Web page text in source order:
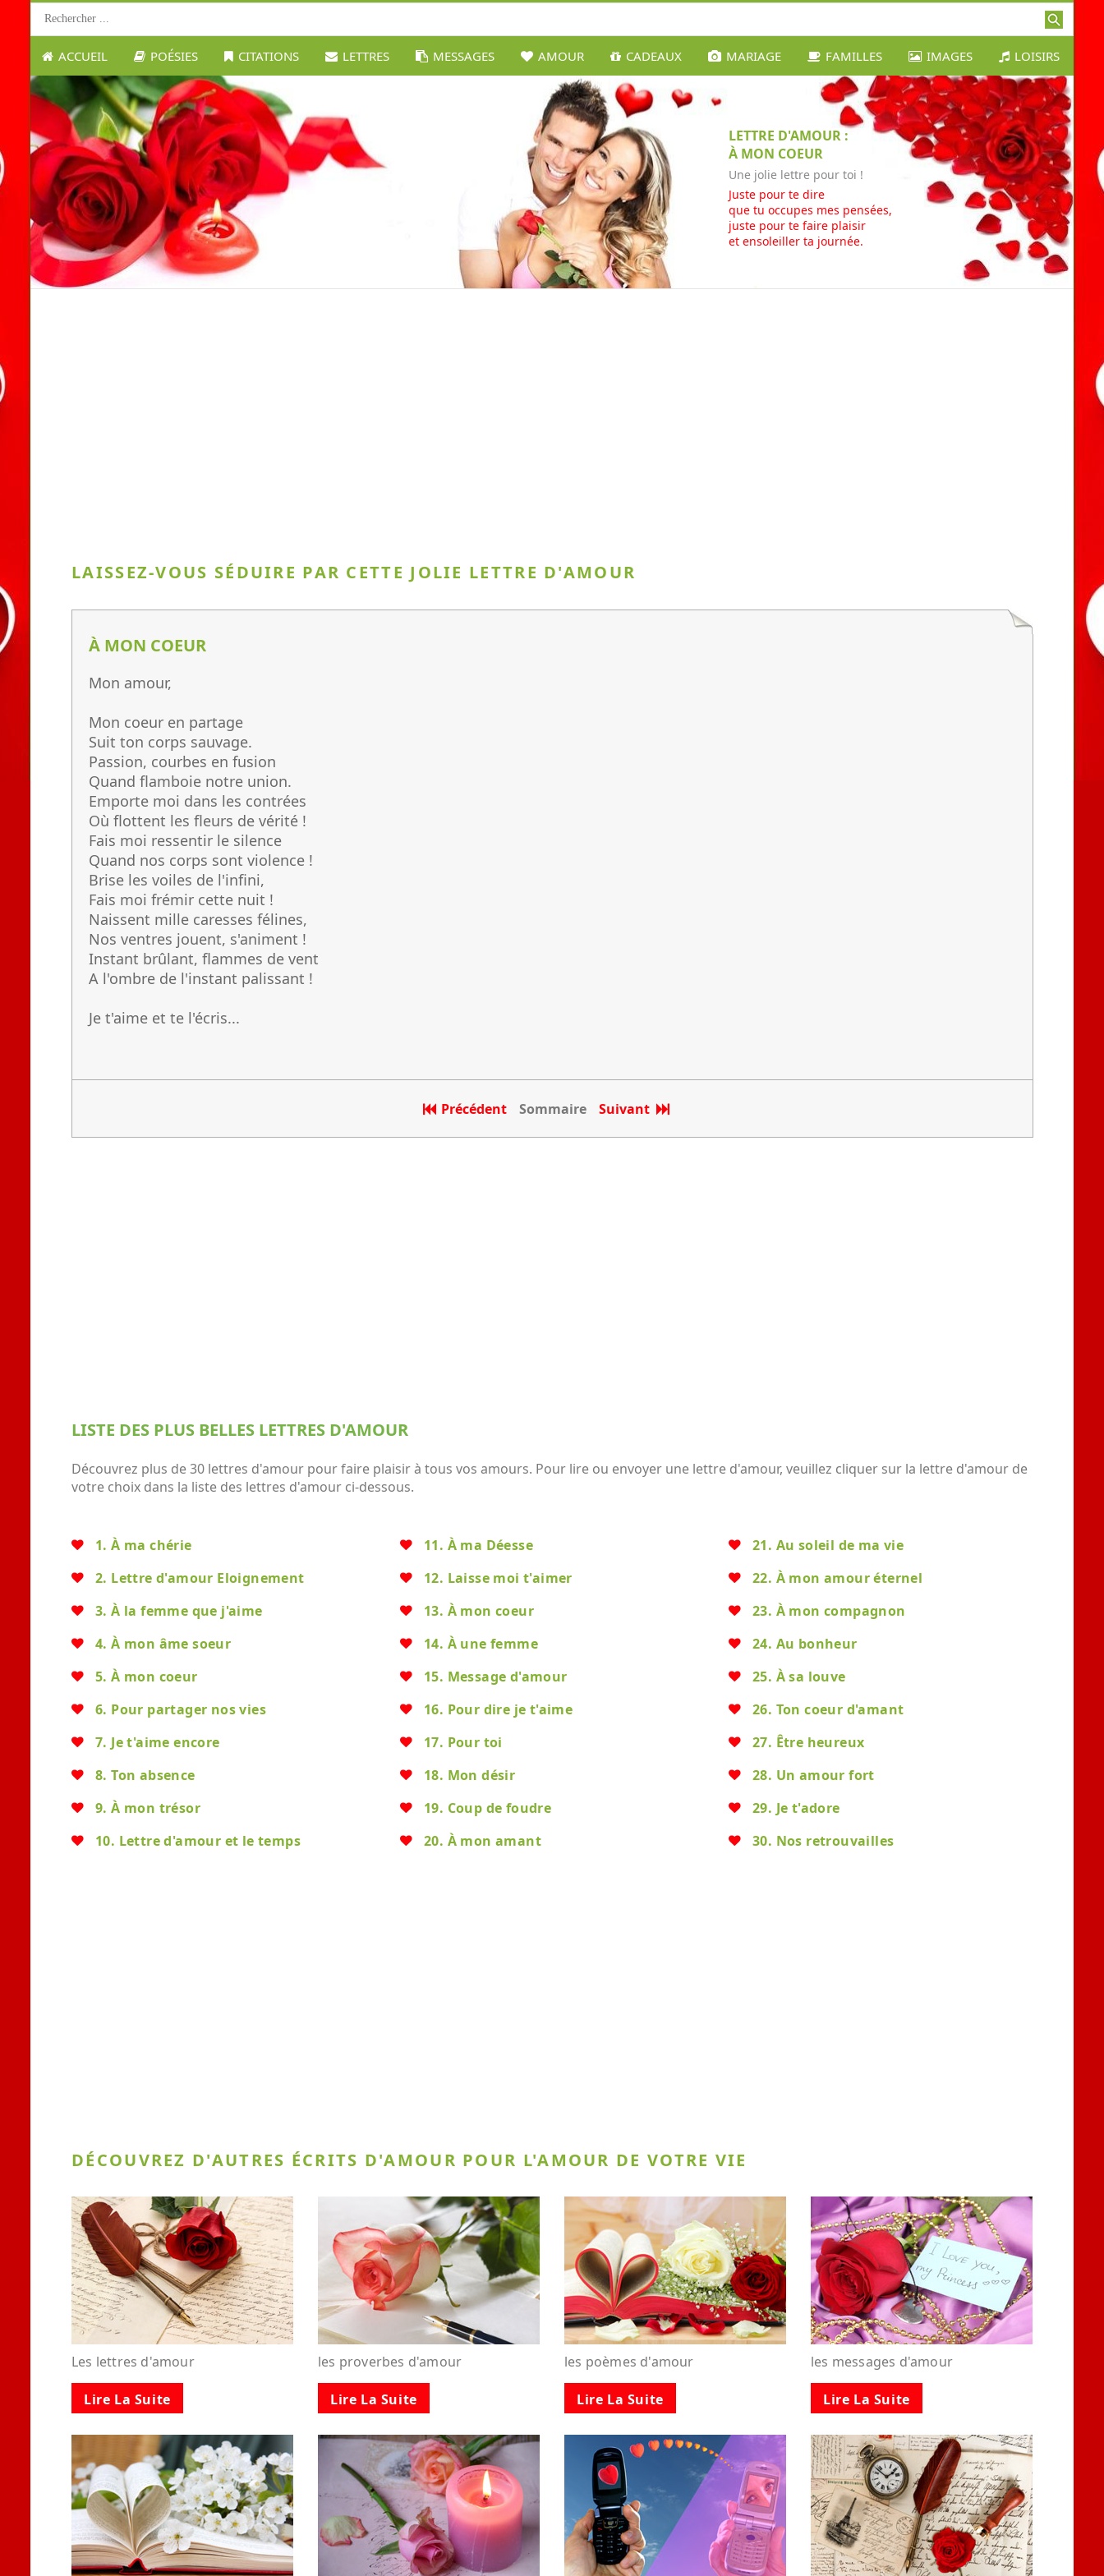
ACCUEIL POÉSIES CITATIONS LETTRES MESSAGES AMOUR CADEAUX MARIAGE FAMILLES IMAGES LOISIRS
LETTRE D'AMOUR :
À MON COEUR
Une jolie lettre pour toi !
Juste pour te dire
que tu occupes mes pensées,
juste pour te faire plaisir
et ensoleiller ta journée.
LAISSEZ-VOUS SÉDUIRE PAR CETTE JOLIE LETTRE D'AMOUR
À MON COEUR
Mon amour,
Mon coeur en partage
Suit ton corps sauvage.
Passion, courbes en fusion
Quand flamboie notre union.
Emporte moi dans les contrées
Où flottent les fleurs de vérité !
Fais moi ressentir le silence
Quand nos corps sont violence !
Brise les voiles de l'infini,
Fais moi frémir cette nuit !
Naissent mille caresses félines,
Nos ventres jouent, s'animent !
Instant brûlant, flammes de vent
A l'ombre de l'instant palissant !
Je t'aime et te l'écris...
Précédent Sommaire Suivant
LISTE DES PLUS BELLES LETTRES D'AMOUR
Découvrez plus de 30 lettres d'amour pour faire plaisir à tous vos amours. Pour lire ou envoyer une lettre d'amour, veuillez cliquer sur la lettre d'amour de
votre choix dans la liste des lettres d'amour ci-dessous.
1. À ma chérie
2. Lettre d'amour Eloignement
3. À la femme que j'aime
4. À mon âme soeur
5. À mon coeur
6. Pour partager nos vies
7. Je t'aime encore
8. Ton absence
9. À mon trésor
10. Lettre d'amour et le temps
11. À ma Déesse
12. Laisse moi t'aimer
13. À mon coeur
14. À une femme
15. Message d'amour
16. Pour dire je t'aime
17. Pour toi
18. Mon désir
19. Coup de foudre
20. À mon amant
21. Au soleil de ma vie
22. À mon amour éternel
23. À mon compagnon
24. Au bonheur
25. À sa louve
26. Ton coeur d'amant
27. Être heureux
28. Un amour fort
29. Je t'adore
30. Nos retrouvailles
DÉCOUVREZ D'AUTRES ÉCRITS D'AMOUR POUR L'AMOUR DE VOTRE VIE
Les lettres d'amour
Lire La Suite
les proverbes d'amour
Lire La Suite
les poèmes d'amour
Lire La Suite
les messages d'amour
Lire La Suite